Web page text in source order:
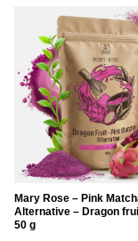
Mary Rose – Pink
Alternative – Dragon
50 g